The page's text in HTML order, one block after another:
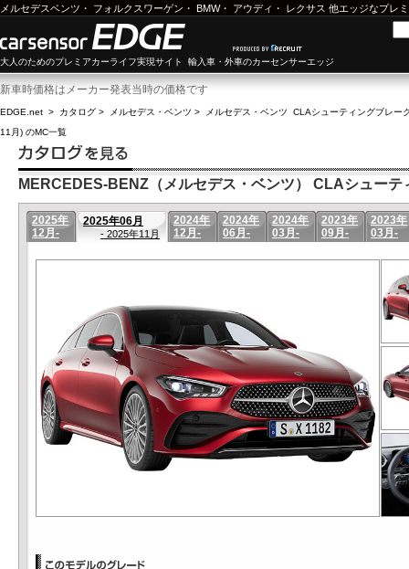
メルセデスベンツ ・ フォルクスワーゲン ・ BMW・ アウディ ・ レクサス 他エッジなプレ
大人のためのプレミアカーライフ実現サイト 輸入車・外車のカーセンサーエッジ
新車時価格はメーカー発表当時の価格です
EDGE.net > カタログ > メルセデス・ベンツ >
メルセデス・ベンツ CLAシューティングブレー
11月) のMC一覧
MERCEDES-BENZ（メルセデス・ベンツ） CLAシュー
2025年
12月-
2025年06月
- 2025年11月
2024年
12月-
2024年
06月-
2024年
03月-
2023年
09月-
2023年
03月-